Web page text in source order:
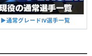
▶︎通常グレードⅣ選手一覧